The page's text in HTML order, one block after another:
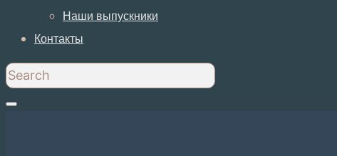
Наши выпускники
Контакты